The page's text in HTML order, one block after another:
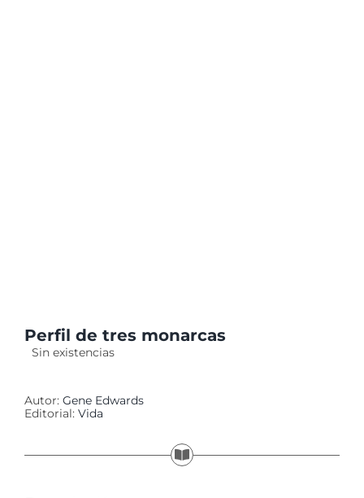
Perfil de tres monarcas
Sin existencias
Autor: Gene Edwards
Editorial: Vida